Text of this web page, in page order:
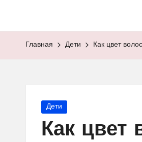
Главная Дети Как цвет
Опубликовано
Дети
Как цвет